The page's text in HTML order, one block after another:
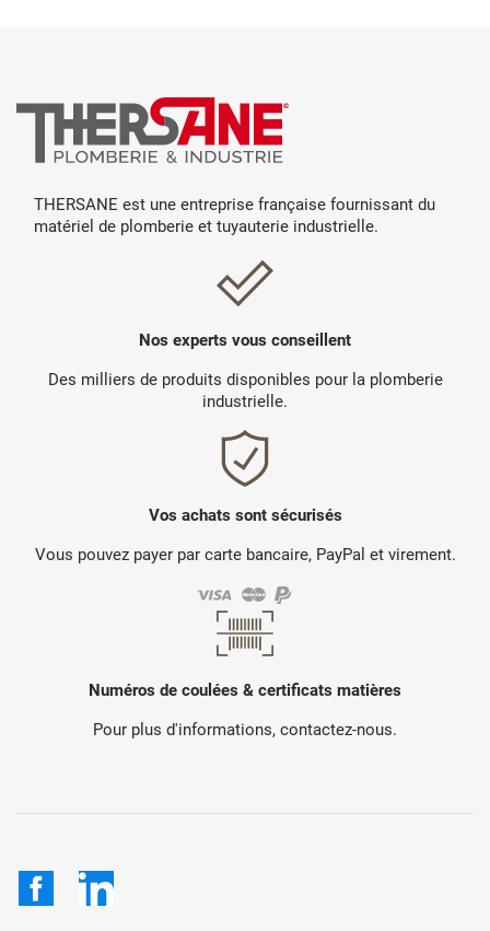
THERSANE est une entreprise française fournissant du
matériel de plomberie et tuyauterie industrielle.
Nos experts vous conseillent
Des milliers de produits disponibles pour la plomberie
industrielle.
Vos achats sont sécurisés
Vous pouvez payer par carte bancaire, PayPal et virement.
Numéros de coulées & certificats matières
Pour plus d'informations, contactez-nous.
FacebookLinkedIn